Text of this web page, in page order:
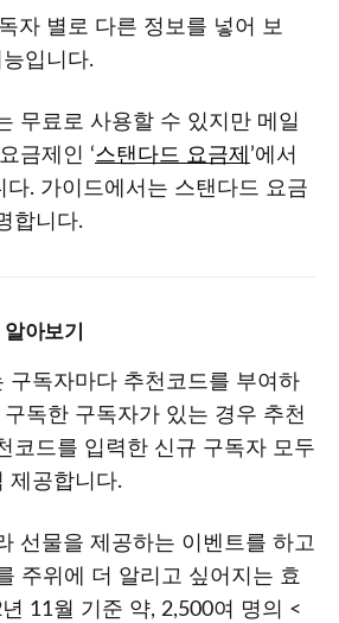
자 별로 다른 정보를 넣어 보
입니다.
무료로 사용할 수 있지만 메일
금제인 ‘스탠다드 요금제 ’에서
. 가이드에서는 스탠다드 요금
합니다.
아보기
구독자마다 추천코드를 부여하
독한 구독자가 있는 경우 추천
코드를 입력한 신규 구독자 모두
제공합니다.
선물을 제공하는 이벤트를 하고
주위에 더 알리고 싶어지는 효
11월 기준 약, 2,500여 명의 <